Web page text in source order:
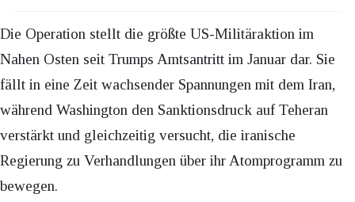
Die Operation stellt die größte US-Militäraktion im
Nahen Osten seit Trumps Amtsantritt im Januar dar. Sie
fällt in eine Zeit wachsender Spannungen mit dem Iran,
während Washington den Sanktionsdruck auf Teheran
verstärkt und gleichzeitig versucht, die iranische
Regierung zu Verhandlungen über ihr Atomprogramm zu
bewegen.